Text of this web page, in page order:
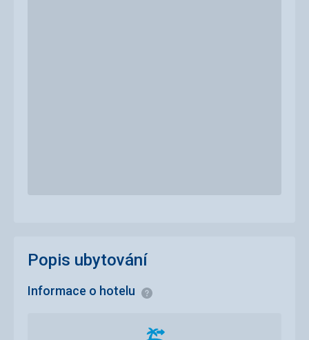
Popis ubytování
Informace o hotelu Informace